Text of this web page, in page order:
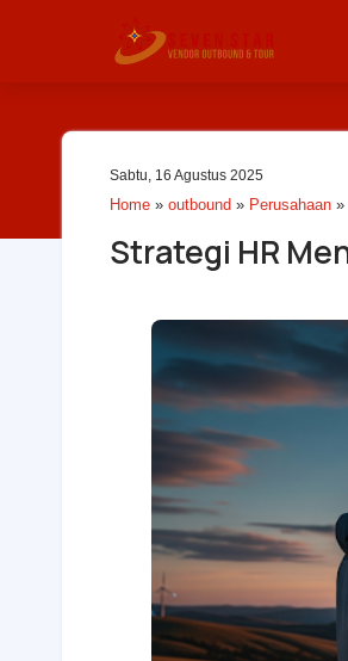
Sabtu, 16 Agustus 2025
Home » outbound » Perusahaan »
Strategi HR